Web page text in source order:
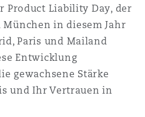
& Space
Risk & Trade Credit
Product Liability Day, der
in diesem Jahr
Paris und Mailand
Entwicklung
gewachsene Stärke
und Ihr Vertrauen in